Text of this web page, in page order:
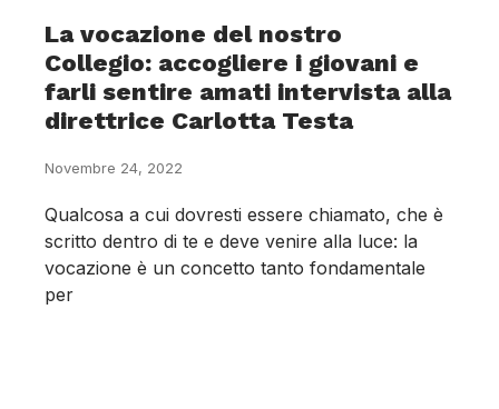
La vocazione del nostro
Collegio: accogliere i giovani e
farli sentire amati intervista alla
direttrice Carlotta Testa
Novembre 24, 2022
Qualcosa a cui dovresti essere chiamato, che è
scritto dentro di te e deve venire alla luce: la
vocazione è un concetto tanto fondamentale
per